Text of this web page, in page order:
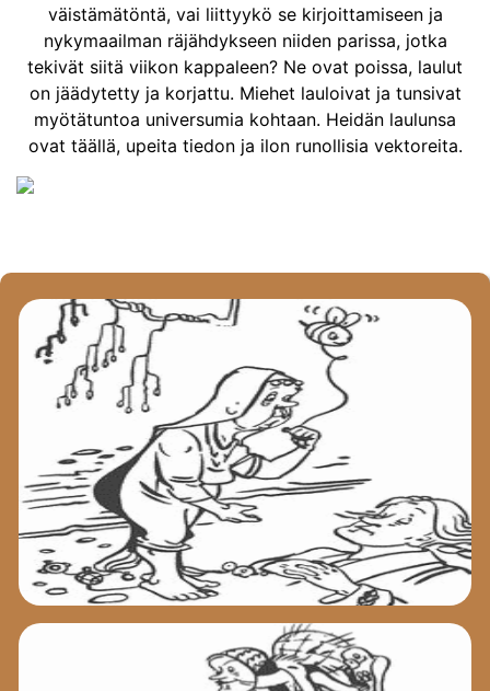
väistämätöntä, vai liittyykö se kirjoittamiseen ja
nykymaailman räjähdykseen niiden parissa, jotka
tekivät siitä viikon kappaleen? Ne ovat poissa, laulut
on jäädytetty ja korjattu. Miehet lauloivat ja tunsivat
myötätuntoa universumia kohtaan. Heidän laulunsa
ovat täällä, upeita tiedon ja ilon runollisia vektoreita.